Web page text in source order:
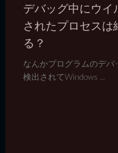
デバッグ中にウイ
されたプロセスは
る？
なんかプログラムのデバ
検出されてWindows ...